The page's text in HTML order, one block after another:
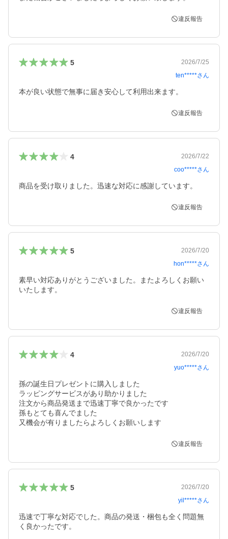
違反報告
5
2026/7/25
ten*****さん
本が良い状態で無事に届き安心して利用出来ます。
違反報告
4
2026/7/22
coo*****さん
商品を受け取りました。迅速な対応に感謝しています。
違反報告
5
2026/7/20
hon*****さん
素早い対応ありがとうございました。またよろしくお願い
いたします。
違反報告
4
2026/7/20
yuo*****さん
孫の誕生日プレゼントに購入しました
ラッピングサービスがあり助かりました
注文から商品発送まで迅速丁寧で良かったです
孫もとても喜んでました
又機会が有りましたらよろしくお願いします
違反報告
5
2026/7/20
yil*****さん
迅速で丁寧な対応でした。商品の発送・梱包も全く問題無
く良かったです。